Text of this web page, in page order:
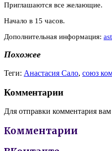
Приглашаются все желающие.
Начало в 15 часов.
Дополнительная информация:
Похожее
Теги: Анастасия Сало, союз
Комментарии
Для отправки комментария
Комментарии